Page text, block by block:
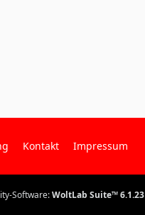
Kontakt Impressum
Software:WoltLab Suite™ 6.1.23